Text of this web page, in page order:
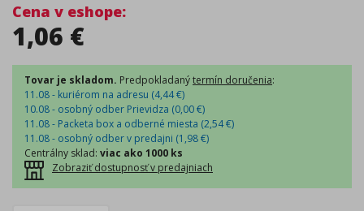
Cena v eshope:
1,06 €
Tovar je skladom. Predpokladanýtermín doručenia:
11.08 - kuriérom na adresu (4,44€)
10.08 - osobný odber Prievidza (0,00€)
11.08 - Packeta box a odberné miesta (2,54€)
11.08 - osobný odber v predajni (1,98€)
Centrálny sklad: viac ako 1000 ks
Zobraziť dostupnosť v predajniach